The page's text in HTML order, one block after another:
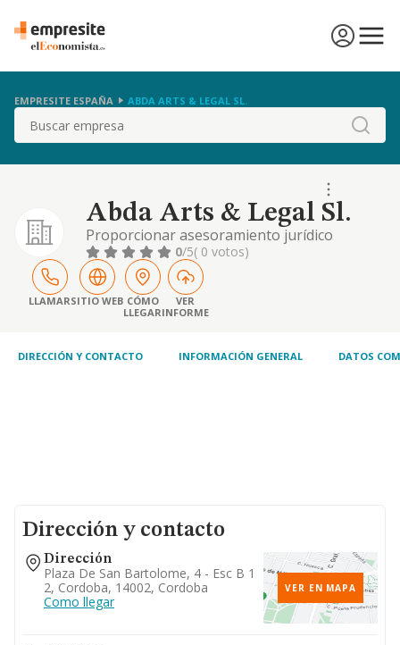
EMPRESITE ESPAÑA ABDA ARTS & LEGAL SL.
Buscar
Abda Arts & Legal Sl.
Proporcionar asesoramiento jurídico
especializado en determinadas materias
relativas al mercado interior europeo, el
espacio de libertad, seguridad y justicia de la
ue, y la acción exterior ue. el diseño,
fabricación, importación, exportación y
y elemen
0/5( 0 votos)
LLAMARSITIO WEB CÓMO
LLEGAR
VER
INFORME
DIRECCIÓN Y CONTACTO INFORMACIÓN GENERAL DATOS
Dirección y contacto
Dirección
Plaza De San Bartolome, 4 - Esc B 1
2, Cordoba, 14002, Cordoba
Como llegar
VER EN MAPA